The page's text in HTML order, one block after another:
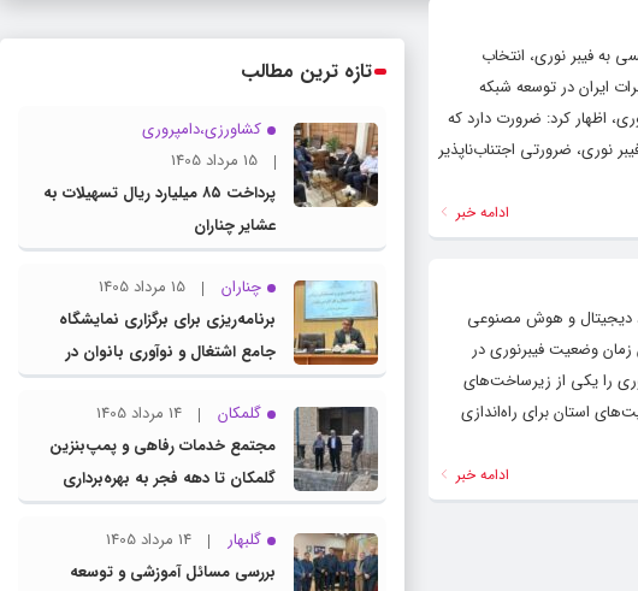
به فیبر نوری، انتخاب
ایران در توسعه شبکه
اظهار کرد: ضرورت دارد که
نوری، ضرورتی اجتناب‌ناپذیر
ادامه خبر
دیجیتال و هوش مصنوعی
وضعیت فیبرنوری در
را یکی از زیرساخت‌های
استان برای راه‌اندازی
ادامه خبر
تازه ترین مطالب
کشاورزی،دامپروری
15 مرداد 1405
پرداخت ۸۵ میلیارد ریال تسهیلات به
عشایر چناران
چناران
15 مرداد 1405
برنامه‌ریزی برای برگزاری نمایشگاه
جامع اشتغال و نوآوری بانوان در
چناران
گلمکان
14 مرداد 1405
مجتمع خدمات رفاهی و پمپ‌بنزین
گلمکان تا دهه فجر به بهره‌برداری
می‌رسد
گلبهار
14 مرداد 1405
بررسی مسائل آموزشی و توسعه